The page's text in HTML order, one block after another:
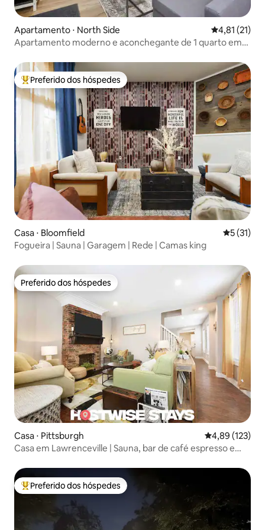
Apartamento ⋅ North Side 4,81 de uma
4,81 (21)
Apartamento moderno e aconchegante de 1 quarto em
Entre os melhores preferidos dos hóspedes
Preferido dos hóspedes
Casa ⋅ Bloomfield 5 de uma
5 (31)
Fogueira | Sauna | Garagem | Rede | Camas king
Preferido dos hóspedes
Preferido dos hóspedes
Casa ⋅ Pittsburgh 4,89 de uma
4,89 (123)
Casa em Lawrenceville | Sauna, bar de café espresso e
Entre os melhores preferidos dos hóspedes
Preferido dos hóspedes